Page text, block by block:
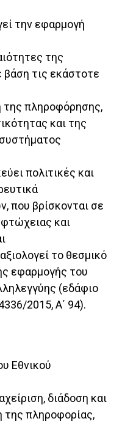
την εφαρμογή
της
βάση τις εκάστοτε
της πληροφόρησης,
και της
πολιτικές και
που βρίσκονται σε
και
το θεσμικό
εφαρμογής του
(εδάφιο
2015, Α΄ 94).
Εθνικού
διάδοση και
της πληροφορίας,